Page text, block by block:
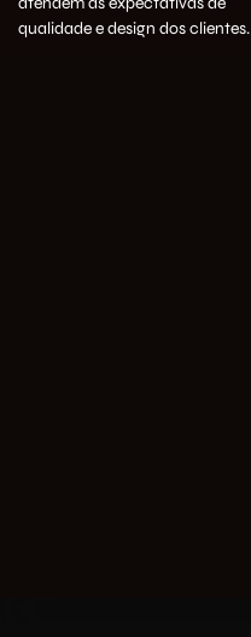
qualidade e design dos clientes.